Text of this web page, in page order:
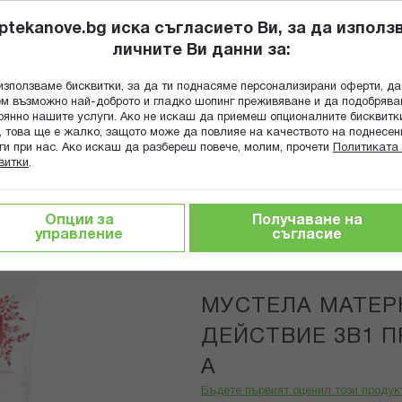
Търсене
ПОПИТАЙ
ГРИЖА ЗА МАЙКАТА И ДЕТЕТО ХРАНИТЕЛНИ ДОБАВКИ
за тяло МУСТЕЛА МАТЕРНИТЕ КРЕМ С ДЕЙСТВИЕ
MUSTELA
МУСТЕЛА
ДЕЙСТВИЕ 3В1
А
Бъдете първият оценил този
иска съгласието Ви, за да
личните Ви данни за:
бисквитки, за да ти поднасяме персонализирани оферти, да
възможно най-доброто и гладко шопинг преживяване и да
нашите услуги. Ако не искаш да приемеш опционалните
това ще е жалко, защото може да повлияе на качеството на
при нас. Ако искаш да разбереш повече, молим, прочети
Политиката
.
Опции за
управление
Получаване на
съгласие